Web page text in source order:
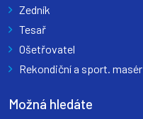
Zedník
Tesař
Ošetřovatel
Rekondiční a sport. masér
Možná hledáte